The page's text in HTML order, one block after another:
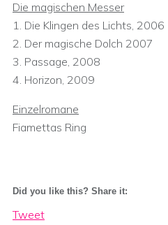
Die magischen Messer
1. Die Klingen des Lichts, 2006
2. Der magische Dolch 2007
3. Passage, 2008
4. Horizon, 2009
Einzelromane
Fiamettas Ring
Did you like this? Share it:
Tweet